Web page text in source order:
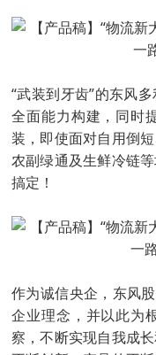
“武装到牙齿”的东风
全面能力构建，同时
装，即使面对自用倒
农副绿通及生鲜冷链
搞定！
作为诚信央企，东风
企业理念，并以此为
察，不断实现自我成